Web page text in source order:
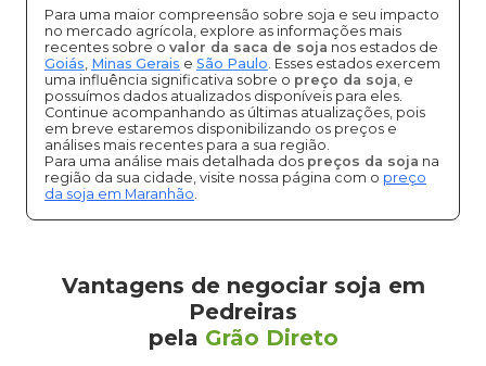
Para uma maior compreensão sobre soja e seu impacto
no mercado agrícola, explore as informações mais
recentes sobre o valor da saca de soja nos estados de
Goiás, Minas Gerais e São Paulo. Esses estados exercem
uma influência significativa sobre o preço da soja, e
possuímos dados atualizados disponíveis para eles.
Continue acompanhando as últimas atualizações, pois
em breve estaremos disponibilizando os preços e
análises mais recentes para a sua região.
Para uma análise mais detalhada dos preços da soja na
região da sua cidade, visite nossa página com o preço
da soja em Maranhão.
Vantagens de negociar soja em
Pedreiras
pela Grão Direto